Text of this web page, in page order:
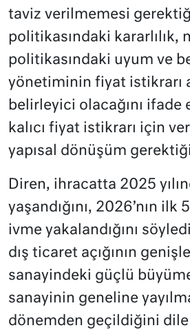
taviz verilmemesi
politikasındaki kararlılık,
politikasındaki uyum ve
yönetiminin fiyat istikrarı
belirleyici olacağını ifade
kalıcı fiyat istikrarı için
yapısal dönüşüm
Diren, ihracatta 2025
yaşandığını, 2026’nın ilk
ivme yakalandığını
dış ticaret açığının
sanayindeki güçlü
sanayinin geneline
dönemden geçildiğini